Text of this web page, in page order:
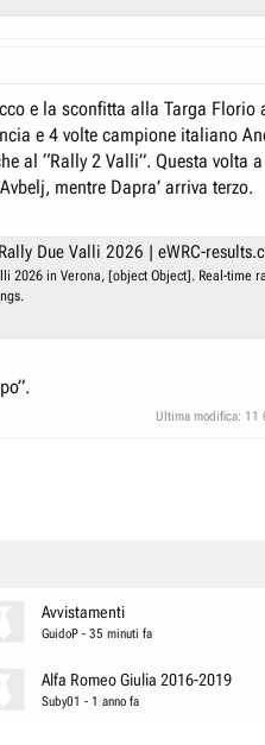
e la sconfitta alla Targa Florio
e 4 volte campione italiano
al “Rally 2 Valli”. Questa volta
mentre Dapra’ arriva terzo.
Due Valli 2026 | eWRC-
2026 in Verona, [object Object]. Real-time
Ultima modifica: 11
Avvistamenti
GuidoP - 35 minuti fa
Alfa Romeo Giulia 2016-2019
Suby01 - 1 anno fa